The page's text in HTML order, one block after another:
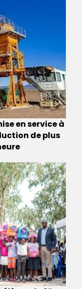
en service à
de plus